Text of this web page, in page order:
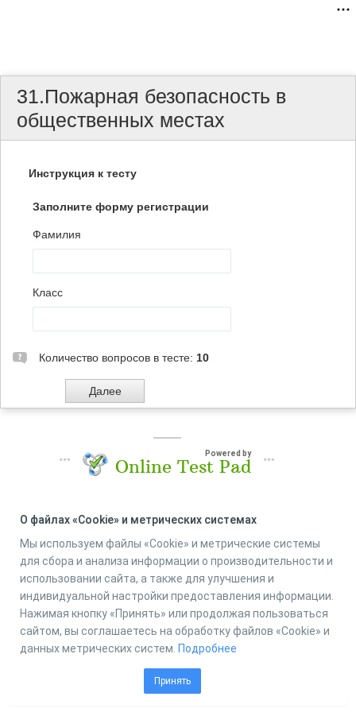
31.Пожарная безопасность в
общественных местах
Инструкция к тесту
Заполните форму регистрации
Фамилия
Класс
Количество вопросов в тесте: 10
Powered by
Online Test Pad
О файлах «Cookie» и метрических системах
Мы используем файлы «Cookie» и метрические системы
для сбора и анализа информации о производительности и
использовании сайта, а также для улучшения и
индивидуальной настройки предоставления информации.
Нажимая кнопку «Принять» или продолжая пользоваться
сайтом, вы соглашаетесь на обработку файлов «Cookie» и
данных метрических систем. Подробнее
Принять